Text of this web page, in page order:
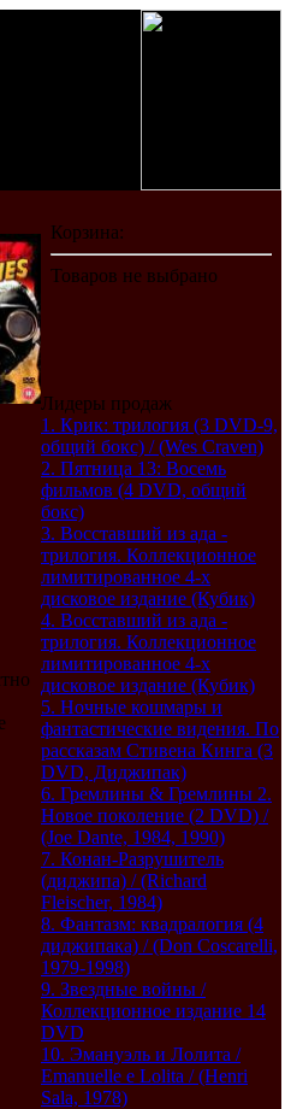
Лидеры продаж
1. Крик: трилогия (3 DVD-9,
общий бокс) / (Wes Craven)
2. Пятница 13: Восемь
фильмов (4 DVD, общий
бокс)
3. Восставший из ада -
трилогия. Коллекционное
лимитированное 4-х
дисковое издание (Кубик)
4. Восставший из ада -
трилогия. Коллекционное
лимитированное 4-х
дисковое издание (Кубик)
5. Ночные кошмары и
фантастические видения. По
рассказам Стивена Кинга (3
DVD, Диджипак)
6. Гремлины & Гремлины 2.
Новое поколение (2 DVD) /
(Joe Dante, 1984, 1990)
7. Конан-Разрушитель
(диджипа) / (Richard
Fleischer, 1984)
8. Фантазм: квадралогия (4
диджипака) / (Don Coscarelli,
1979-1998)
9. Звездные войны /
Коллекционное издание 14
DVD
10. Эмануэль и Лолита /
Emanuelle e Lolita / (Henri
Sala, 1978)